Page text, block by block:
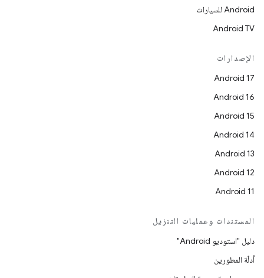
Android للسيارات
Android TV
الإصدارات
Android 17
Android 16
Android 15
Android 14
Android 13
Android 12
Android 11
المستندات وعمليات التنزيل
دليل "استوديو Android"
أدلّة المطورين